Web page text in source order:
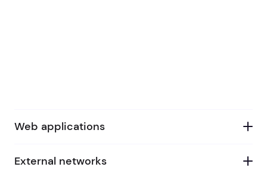
Web applications
External networks